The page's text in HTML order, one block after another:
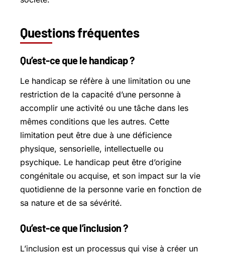
Questions fréquentes
Qu’est-ce que le handicap ?
Le handicap se réfère à une limitation ou une
restriction de la capacité d’une personne à
accomplir une activité ou une tâche dans les
mêmes conditions que les autres. Cette
limitation peut être due à une déficience
physique, sensorielle, intellectuelle ou
psychique. Le handicap peut être d’origine
congénitale ou acquise, et son impact sur la vie
quotidienne de la personne varie en fonction de
sa nature et de sa sévérité.
Qu’est-ce que l’inclusion ?
L’inclusion est un processus qui vise à créer un